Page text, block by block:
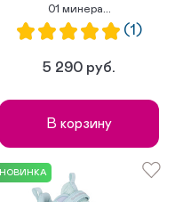
01 минера...
(1)
5 290 руб.
В корзину
НОВИНКА